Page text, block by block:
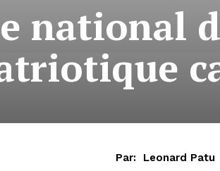
national
Par: Leonard Patu